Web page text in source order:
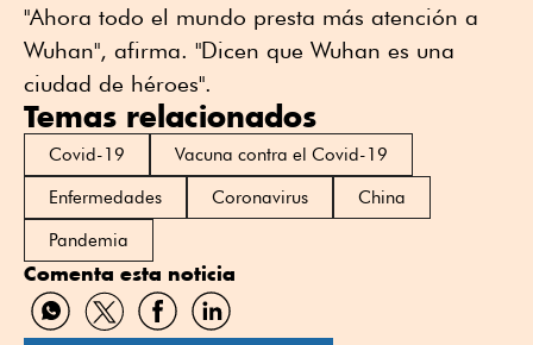
"Ahora todo el mundo presta más atención a
Wuhan", afirma. "Dicen que Wuhan es una
ciudad de héroes".
Temas relacionados
Covid-19
Vacuna contra el Covid-19
Enfermedades
Coronavirus
China
Pandemia
Comenta esta noticia
CompartirCompartirCompartirCompartir